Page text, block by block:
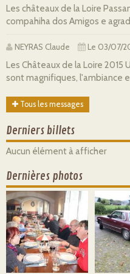
Les châteaux de la Loire
compahiha dos Amigos e
NEYRAS Claude Le 03/07/
Les Châteaux de la Loire 2015
sont magnifiques, l'ambiance
Tous les messages
Derniers billets
Aucun élément à afficher
Dernières photos